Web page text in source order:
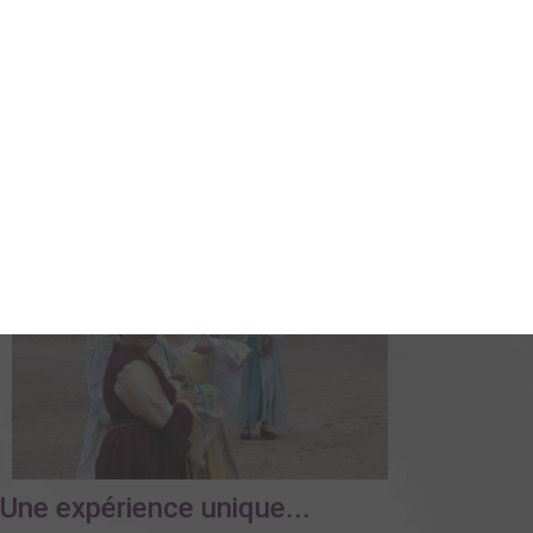
Une expérience unique...